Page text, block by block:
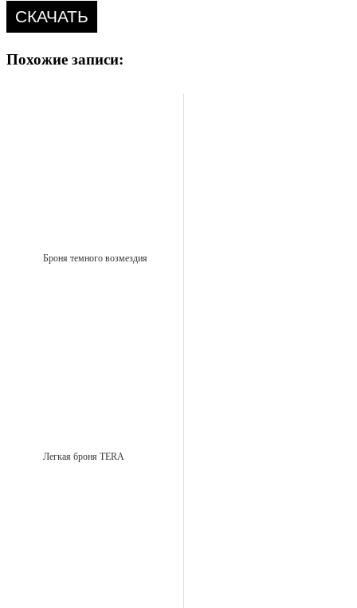
СКАЧАТЬ
Похожие записи:
Броня темного возмездия
Легкая броня TERA